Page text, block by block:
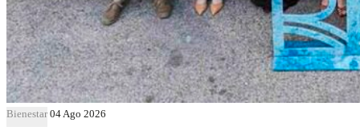
Bienestar 04 Ago 2026